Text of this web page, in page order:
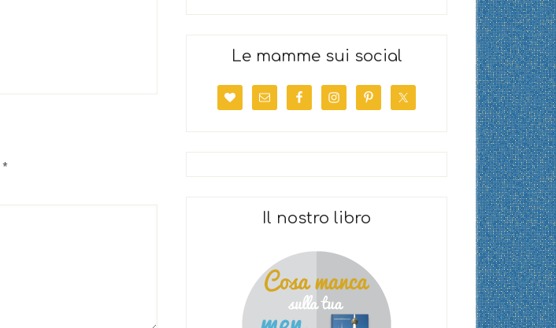
*
Le mamme sui social
Il nostro libro